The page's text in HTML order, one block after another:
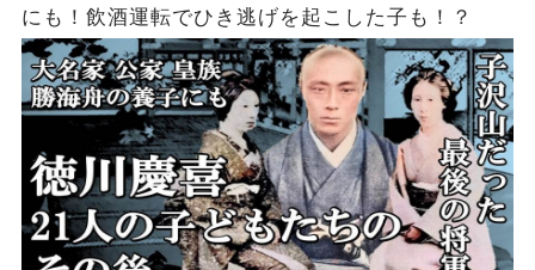
にも！飲酒運転でひき逃げを起こした子も！？